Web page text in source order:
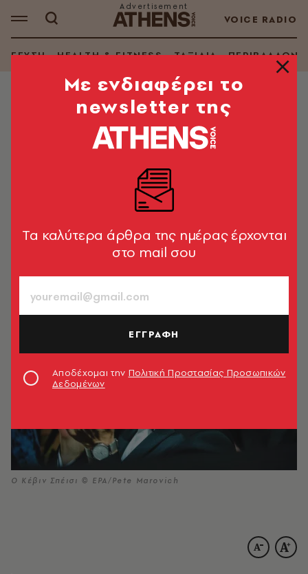
VOICE RADIO
ΓΕΥΣΗ HEALTH & FITNESS ΤΑΞΙΔΙΑ ΠΕΡΙΒΑΛΛΟΝ
Ο Κέβιν Σπέισι αναβιώνει τον ρόλο
του στο House of Cards σε νέο
promo του Netflix
Ξανά ως Φρανκ Άντεργουντ, 7 χρόνια μετά την
Ο Κέβιν Σπέισι © EPA/Pete Marovich
Mε ενδιαφέρει το
newsletter της
Tα καλύτερα άρθρα της ημέρας έρχονται
στο mail σου
ΕΓΓΡΑΦΗ
Αποδέχομαι την Πολιτική Προστασίας Προσωπικών
Δεδομένων